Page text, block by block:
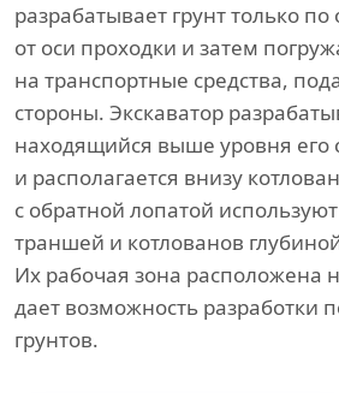
разрабатывает грунт только по
от оси проходки и затем
на транспортные средства,
стороны. Экскаватор
находящийся выше уровня его
и располагается внизу
с обратной лопатой
траншей и котлованов
Их рабочая зона расположена
дает возможность разработки
грунтов.